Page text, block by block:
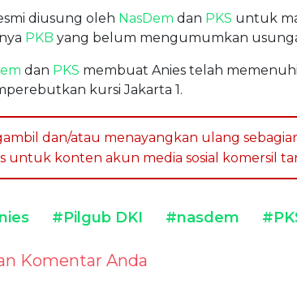
diusung oleh NasDem dan PKS untuk
PKB yang belum mengumumkan
dan PKS membuat Anies telah
kursi Jakarta 1.
dan/atau menayangkan ulang
untuk konten akun media sosial komersil
#Pilgub DKI #nasdem
Komentar Anda